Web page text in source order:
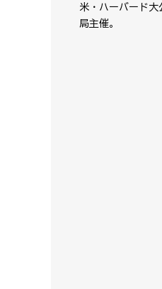
米・ハーバード
局主催。